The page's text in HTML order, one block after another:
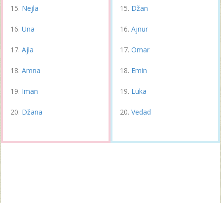
Nejla
Una
Ajla
Amna
Iman
Džana
Džan
Ajnur
Omar
Emin
Luka
Vedad